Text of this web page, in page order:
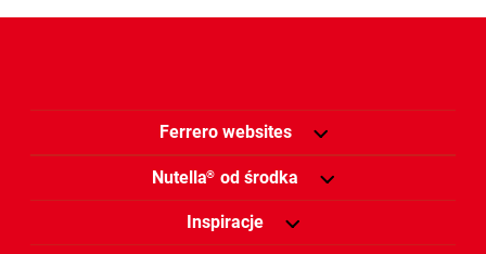
Ferrero websites
Nutella® od środka
Inspiracje